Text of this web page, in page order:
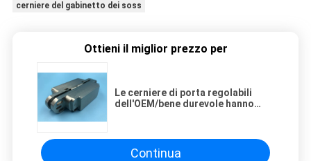
cerniere del gabinetto dei soss
Ottieni il miglior prezzo per
Le cerniere di porta regolabili
dell'OEM/bene durevole hanno
Continua